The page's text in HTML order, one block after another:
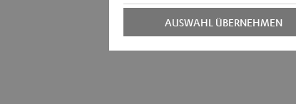
AUSWAHL ÜBERNEHMEN